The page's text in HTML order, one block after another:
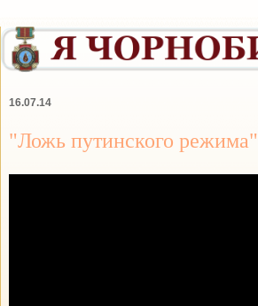
16.07.14
"Ложь путинского режима"